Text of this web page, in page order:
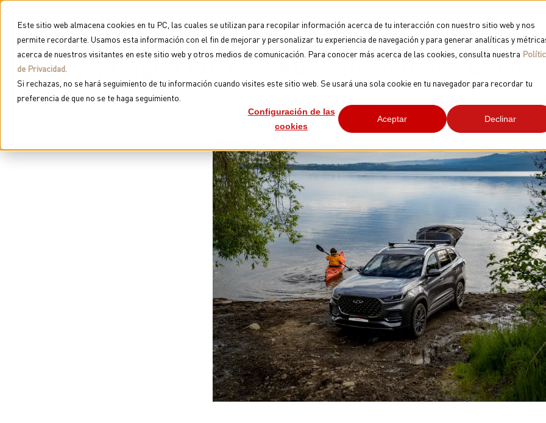
Este sitio web almacena cookies en tu PC, las cuales se utilizan para recopilar información acerca de tu interacción con nuestro sitio web y nos
permite recordarte. Usamos esta información con el fin de mejorar y personalizar tu experiencia de navegación y para generar analíticas y
acerca de nuestros visitantes en este sitio web y otros medios de comunicación. Para conocer más acerca de las cookies, consulta nuestra
de Privacidad.
Si rechazas, no se hará seguimiento de tu información cuando visites este sitio web. Se usará una sola cookie en tu navegador para recordar tu
preferencia de que no se te haga seguimiento.
Configuración de las
cookies
Aceptar Declinar
MODELOSNOTICIASCONTACTOSOBRE CHERYPOSVENTA
Oct 22, 2024, 11:05:30 AM